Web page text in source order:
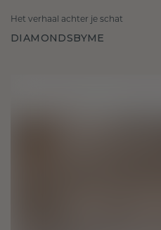
Het verhaal achter je schat
DIAMONDSBYME